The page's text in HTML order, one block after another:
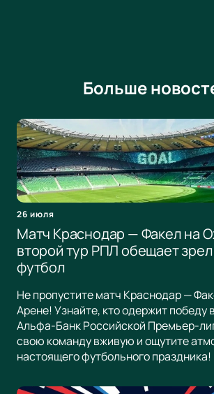
Больше
26 июля
Матч Краснодар — Факел на
второй тур РПЛ обещает
футбол
Не пропустите матч Краснодар —
Арене! Узнайте, кто одержит победу
Альфа-Банк Российской Премьер-
свою команду вживую и ощутите
настоящего футбольного праздника!